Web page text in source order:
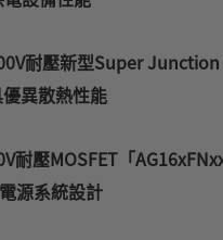
耐壓新型Super Junction
異散熱性能
耐壓MOSFET「
源系統設計